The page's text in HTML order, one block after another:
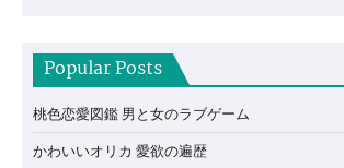
Popular Posts
桃色恋愛図鑑 男と女のラブゲーム
かわいいオリカ 愛欲の遍歴